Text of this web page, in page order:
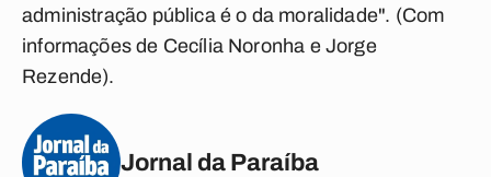
administração pública é o da moralidade". (Com
informações de Cecília Noronha e Jorge
Rezende).
Jornal da Paraíba